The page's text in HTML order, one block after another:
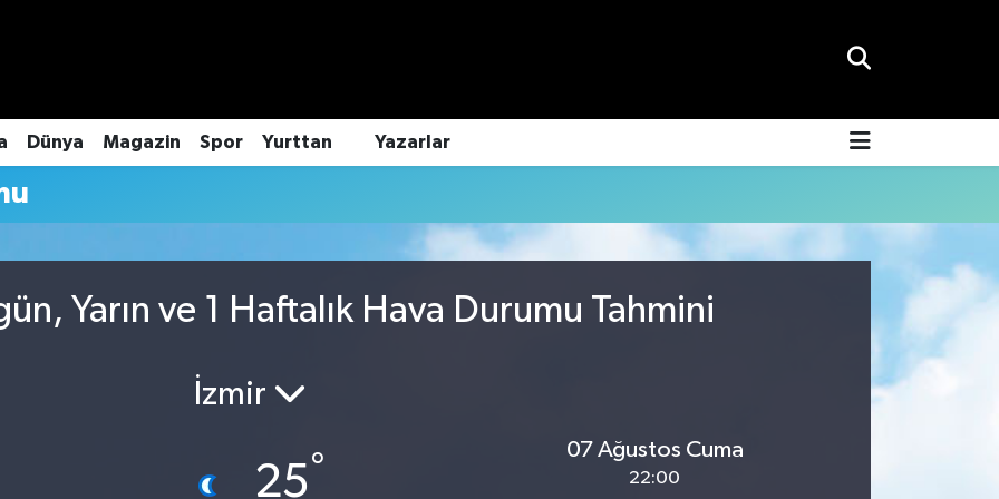
Dünya Magazin Spor Yurttan Yazarlar
Yarın ve 1 Haftalık Hava Durumu Tahmini
İzmir
25°
07 Ağustos Cuma
22:00